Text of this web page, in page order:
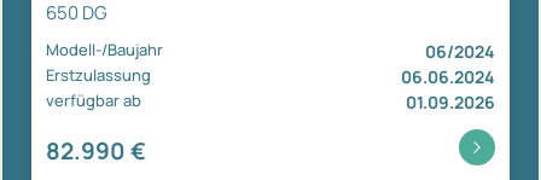
650 DG
Modell-/Baujahr 06/2024
Erstzulassung 06.06.2024
verfügbar ab 01.09.2026
82.990 €